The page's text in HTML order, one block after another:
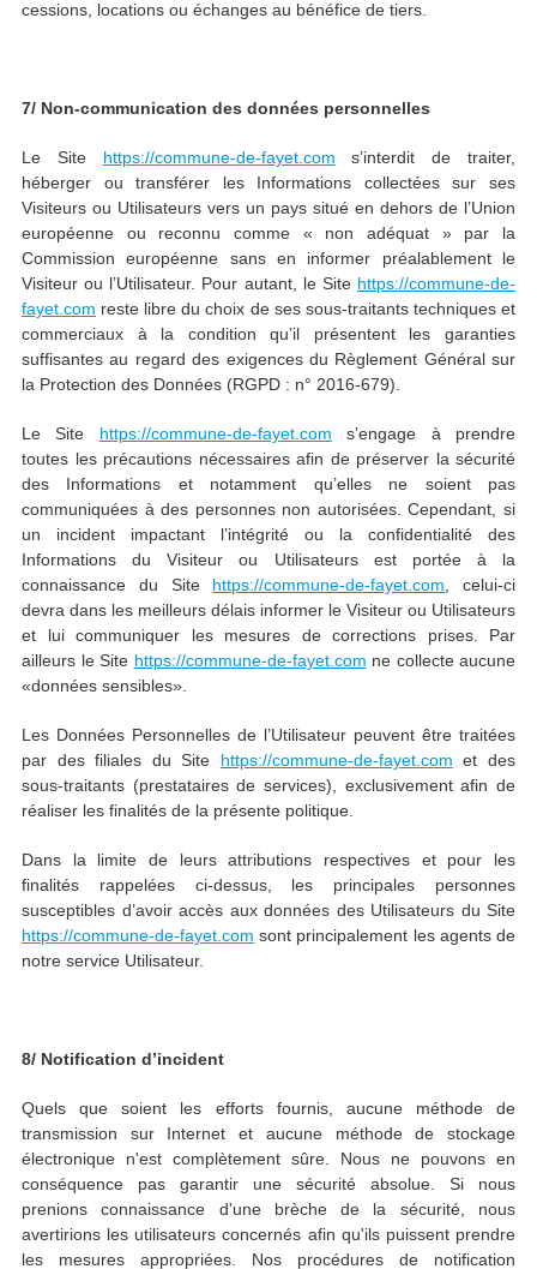
cessions, locations ou échanges au bénéfice de tiers.
7/ Non-communication des données personnelles
Le Site https://commune-de-fayet.com s’interdit de traiter,
héberger ou transférer les Informations collectées sur ses
Visiteurs ou Utilisateurs vers un pays situé en dehors de l’Union
européenne ou reconnu comme « non adéquat » par la
Commission européenne sans en informer préalablement le
Visiteur ou l’Utilisateur. Pour autant, le Site https://commune-de-
fayet.com reste libre du choix de ses sous-traitants techniques et
commerciaux à la condition qu’il présentent les garanties
suffisantes au regard des exigences du Règlement Général sur
la Protection des Données (RGPD : n° 2016-679).
Le Site https://commune-de-fayet.com s’engage à prendre
toutes les précautions nécessaires afin de préserver la sécurité
des Informations et notamment qu’elles ne soient pas
communiquées à des personnes non autorisées. Cependant, si
un incident impactant l’intégrité ou la confidentialité des
Informations du Visiteur ou Utilisateurs est portée à la
connaissance du Site https://commune-de-fayet.com , celui-ci
devra dans les meilleurs délais informer le Visiteur ou Utilisateurs
et lui communiquer les mesures de corrections prises. Par
ailleurs le Site https://commune-de-fayet.com ne collecte aucune
«données sensibles».
Les Données Personnelles de l’Utilisateur peuvent être traitées
par des filiales du Site https://commune-de-fayet.com et des
sous-traitants (prestataires de services), exclusivement afin de
réaliser les finalités de la présente politique.
Dans la limite de leurs attributions respectives et pour les
finalités rappelées ci-dessus, les principales personnes
susceptibles d’avoir accès aux données des Utilisateurs du Site
https://commune-de-fayet.com sont principalement les agents de
notre service Utilisateur.
8/ Notification d’incident
Quels que soient les efforts fournis, aucune méthode de
transmission sur Internet et aucune méthode de stockage
électronique n'est complètement sûre. Nous ne pouvons en
conséquence pas garantir une sécurité absolue. Si nous
prenions connaissance d'une brèche de la sécurité, nous
avertirions les utilisateurs concernés afin qu'ils puissent prendre
les mesures appropriées. Nos procédures de notification